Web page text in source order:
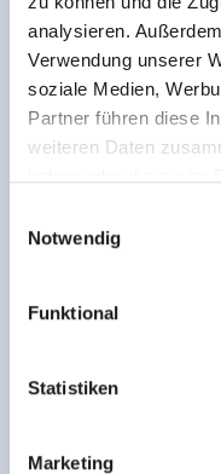
analysieren.
Verwendung unserer
soziale Medien,
Partner führen diese
weiteren Daten
Rohr 23// A-6280 Zell
Notwendig
Funktional
Statistiken
Marketing